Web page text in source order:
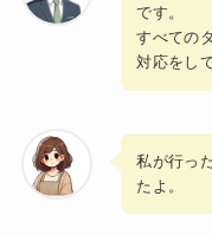
です。
すべての
対応をし
私が行っ
たよ。